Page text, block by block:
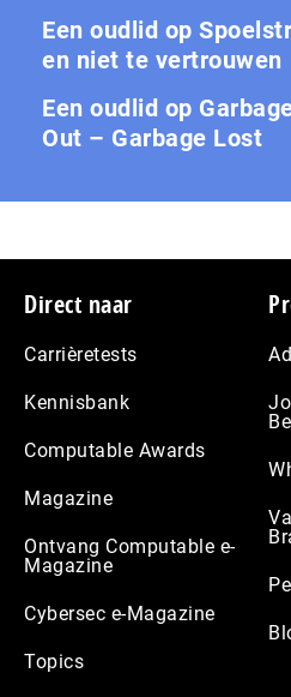
Een oudlid op
en niet te vertrouwen
Een oudlid op
Out – Garbage Lost
Footer
Direct naar
Carrièretests
Kennisbank
Computable Awards
Magazine
Ontvang Computable e-
Magazine
Cybersec e-Magazine
Topics